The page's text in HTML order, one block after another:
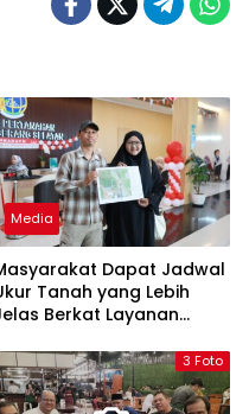
Media
Dapat Jadwal
Tanah yang Lebih
Berkat Layanan
3 Foto